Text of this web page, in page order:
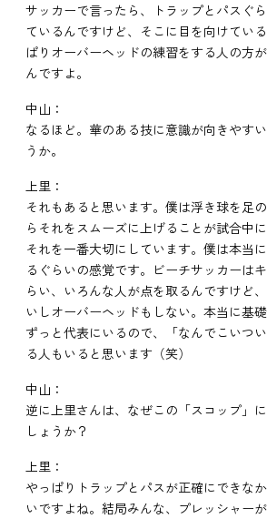
サッカーで言ったら、トラップとパスぐ
ているんですけど、そこに目を向けてい
ぱりオーバーヘッドの練習をする人の方
んですよ。
中山：
なるほど。華のある技に意識が向きやす
うか。
上里：
それもあると思います。僕は浮き球を足
らそれをスムーズに上げることが試合中
それを一番大切にしています。僕は本当
るぐらいの感覚です。ビーチサッカーは
らい、いろんな人が点を取るんですけど
いしオーバーヘッドもしない。本当に基
ずっと代表にいるので、「なんでこいつ
る人もいると思います（笑）
中山：
逆に上里さんは、なぜこの「スコップ」
しょうか？
上里：
やっぱりトラップとパスが正確にできな
いですよね。結局みんな、プレッシャー